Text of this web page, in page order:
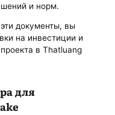
и норм.
документы, вы
на инвестиции и
в Thatluang
для